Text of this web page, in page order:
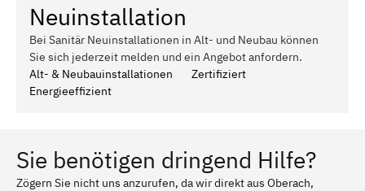
Neuinstallation
Bei Sanitär Neuinstallationen in Alt- und Neubau können
Sie sich jederzeit melden und ein Angebot anfordern.
Alt- & Neubauinstallationen
Zertifiziert
Energieeffizient
Sie benötigen dringend Hilfe?
Zögern Sie nicht uns anzurufen, da wir direkt aus Oberach,